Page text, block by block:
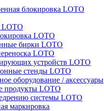
блокировка LOTO
LOTO
LOTO
бирки LOTO
LOTO
устройств LOTO
стенды LOTO
оборудование / аксессуары
продукты LOTO
системы LOTO
маркировка